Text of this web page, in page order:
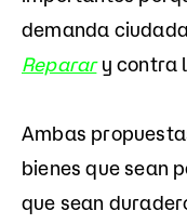
demanda
Reparary contra
Ambas
bienes que sean
que sean